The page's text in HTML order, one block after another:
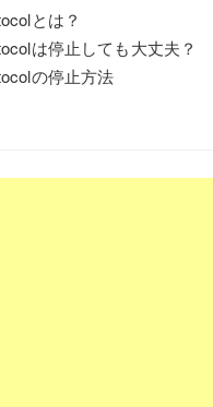
とは？
は停止しても大丈夫？
の停止方法